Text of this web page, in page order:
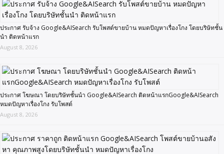
ประกาศ รับจ้าง Google&AISearch รับโพสต์ขายบ้าน หมดปัญหาเรื่องโกง โดยบริษัทชั้น
นำ ติดหน้าแรก
August 8, 2026
ประกาศ โฆษณา โดยบริษัทชั้นนำ Google&AISearch ติดหน้าแรกGoogle&AISearch
หมดปัญหาเรื่องโกง รับโพสต์
August 8, 2026